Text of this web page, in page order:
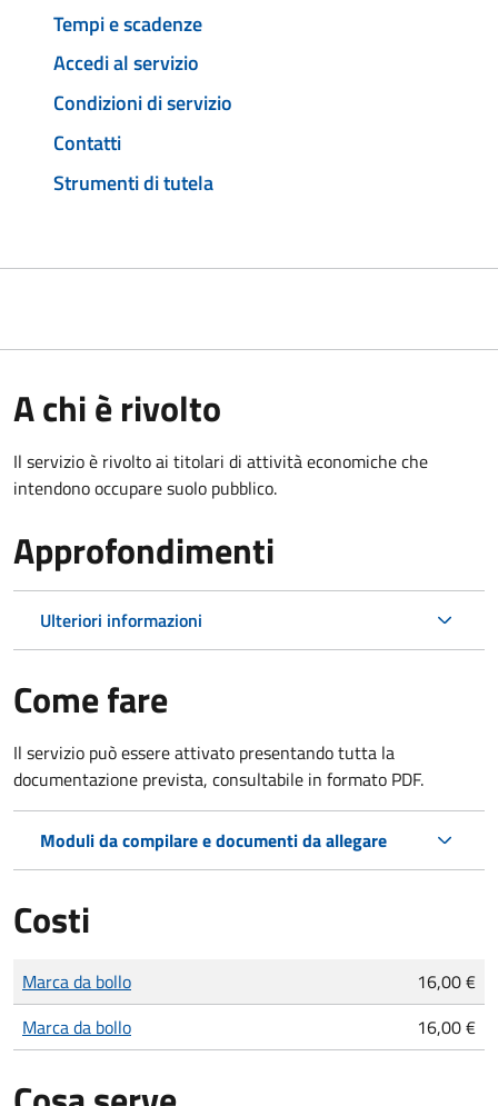
Tempi e scadenze
Accedi al servizio
Condizioni di servizio
Contatti
Strumenti di tutela
A chi è rivolto
Il servizio è rivolto ai titolari di attività economiche che
intendono occupare suolo pubblico.
Approfondimenti
Ulteriori informazioni
Come fare
Il servizio può essere attivato presentando tutta la
documentazione prevista, consultabile in formato PDF.
Moduli da compilare e documenti da allegare
Costi
Tipo di pagamento
Importo
Marca da bollo
16,00 €
Marca da bollo
16,00 €